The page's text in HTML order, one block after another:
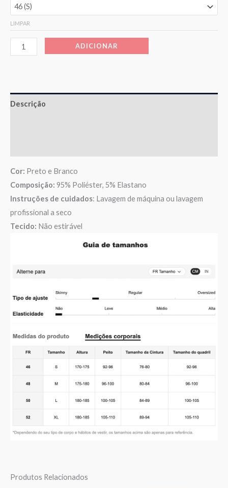
LIMPAR
ADICIONAR
Descrição
Cor: Preto e Branco
Composição: 95% Poliéster, 5% Elastano
Instruções de cuidados: Lavagem de máquina ou lavagem
profissional a seco
Tecido: Não estirável
Produtos Relacionados